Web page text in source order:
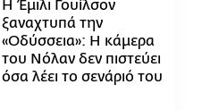
Η Έμιλι Γουίλσον
ξαναχτυπά την
«Οδύσσεια»: Η κάμερα
του Νόλαν δεν πιστεύει
όσα λέει το σενάριό του